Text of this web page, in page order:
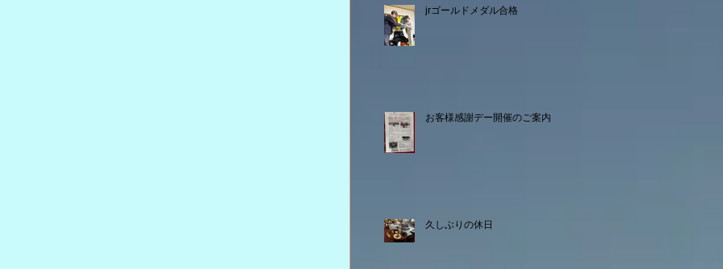
jrゴールドメダル合格
お客様感謝デー開催のご案内
久しぶりの休日